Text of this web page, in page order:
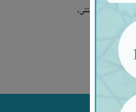
خاستۇر» دەيتتى.